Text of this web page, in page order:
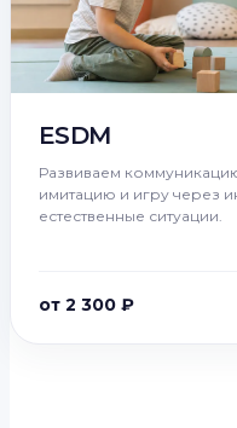
ESDM
Развиваем
имитацию и игру через
естественные ситуации.
от 2 300 ₽